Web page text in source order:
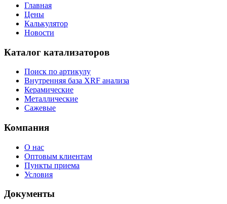
Главная
Цены
Калькулятор
Новости
Каталог катализаторов
Поиск по артикулу
Внутренняя база XRF анализа
Керамические
Металлические
Сажевые
Компания
О нас
Оптовым клиентам
Пункты приема
Условия
Документы